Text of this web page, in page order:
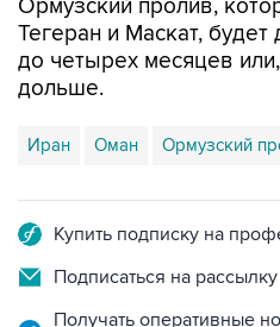
Ормузский пролив,
Тегеран и Маскат, будет
до четырех месяцев
дольше.
Иран Оман Ормузский
Купить подписку на
Подписаться на
Получать оперативные